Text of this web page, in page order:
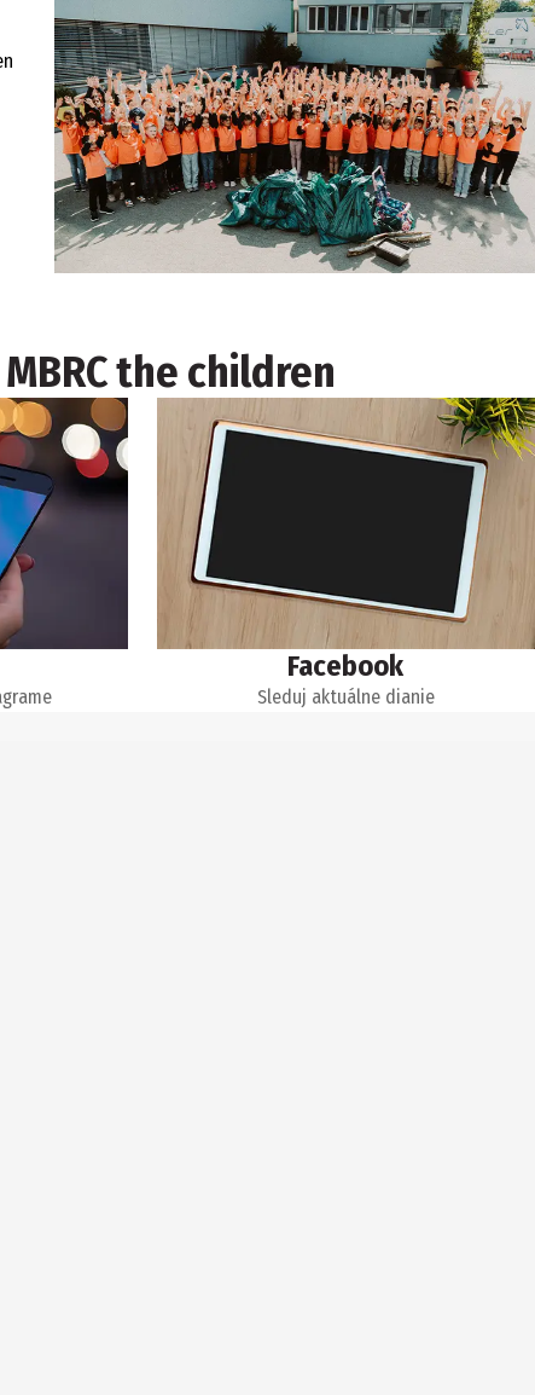
the children
Facebook
Sleduj aktuálne dianie